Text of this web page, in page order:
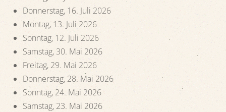
Donnerstag, 16. Juli 2026
Montag, 13. Juli 2026
Sonntag, 12. Juli 2026
Samstag, 30. Mai 2026
Freitag, 29. Mai 2026
Donnerstag, 28. Mai 2026
Sonntag, 24. Mai 2026
Samstag, 23. Mai 2026